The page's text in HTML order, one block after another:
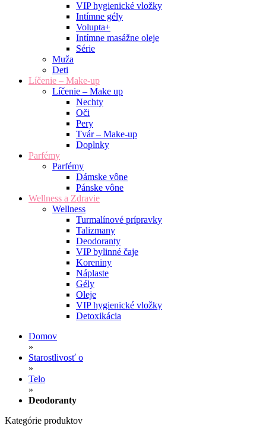
VIP hygienické vložky
Intímne gély
Volupta+
Intímne masážne oleje
Série
Muža
Deti
Líčenie – Make-up
Líčenie – Make up
Nechty
Oči
Pery
Tvár – Make-up
Doplnky
Parfémy
Parfémy
Dámske vône
Pánske vône
Wellness a Zdravie
Wellness
Turmalínové prípravky
Talizmany
Deodoranty
VIP bylinné čaje
Koreniny
Náplaste
Gély
Oleje
VIP hygienické vložky
Detoxikácia
Domov
»
Starostlivosť o
»
Telo
»
Deodoranty
Kategórie produktov